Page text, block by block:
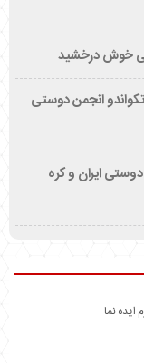
خوش درخشید
انجمن دوستی
ایران و کره
ایده نما